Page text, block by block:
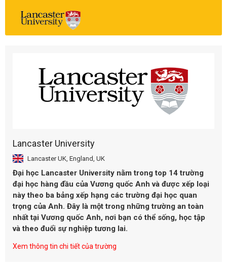
Lancaster University
Lancaster UK, England, UK
Đại học Lancaster University nằm trong top 14 trường
đại học hàng đầu của Vương quốc Anh và được xếp loại
này theo ba bảng xếp hạng các trường đại học quan
trọng của Anh. Đây là một trong những trường an toàn
nhất tại Vương quốc Anh, nơi bạn có thể sống, học tập
và theo đuổi sự nghiệp tương lai.
Xem thông tin chi tiết của trường